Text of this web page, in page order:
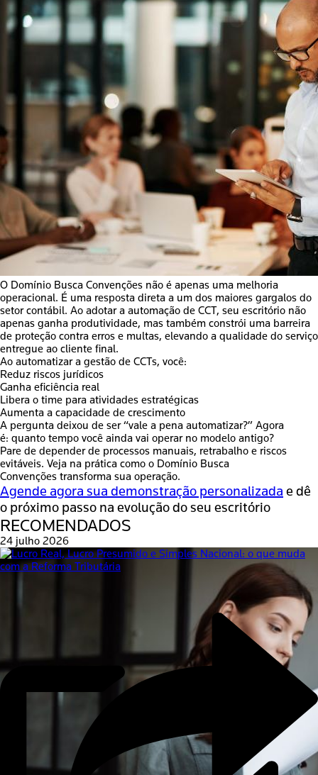
O Domínio Busca Convenções não é apenas uma melhoria
operacional. É uma resposta direta a um dos maiores gargalos do
setor contábil. Ao adotar a automação de CCT, seu escritório não
apenas ganha produtividade, mas também constrói uma barreira
de proteção contra erros e multas, elevando a qualidade do serviço
entregue ao cliente final.
Ao automatizar a gestão de CCTs, você:
Reduz riscos jurídicos
Ganha eficiência real
Libera o time para atividades estratégicas
Aumenta a capacidade de crescimento
A pergunta deixou de ser “vale a pena automatizar?” Agora
é: quanto tempo você ainda vai operar no modelo antigo?
Pare de depender de processos manuais, retrabalho e riscos
evitáveis. Veja na prática como o Domínio Busca
Convenções transforma sua operação.
Agende agora sua demonstração personalizada e dê
o próximo passo na evolução do seu escritório
RECOMENDADOS
24 julho 2026